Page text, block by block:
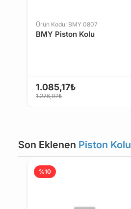
Ürün Kodu: BMY 0807
BMY Piston Kolu
1.085,17₺
1.276,97₺
Son Eklenen Piston Kolu
%10